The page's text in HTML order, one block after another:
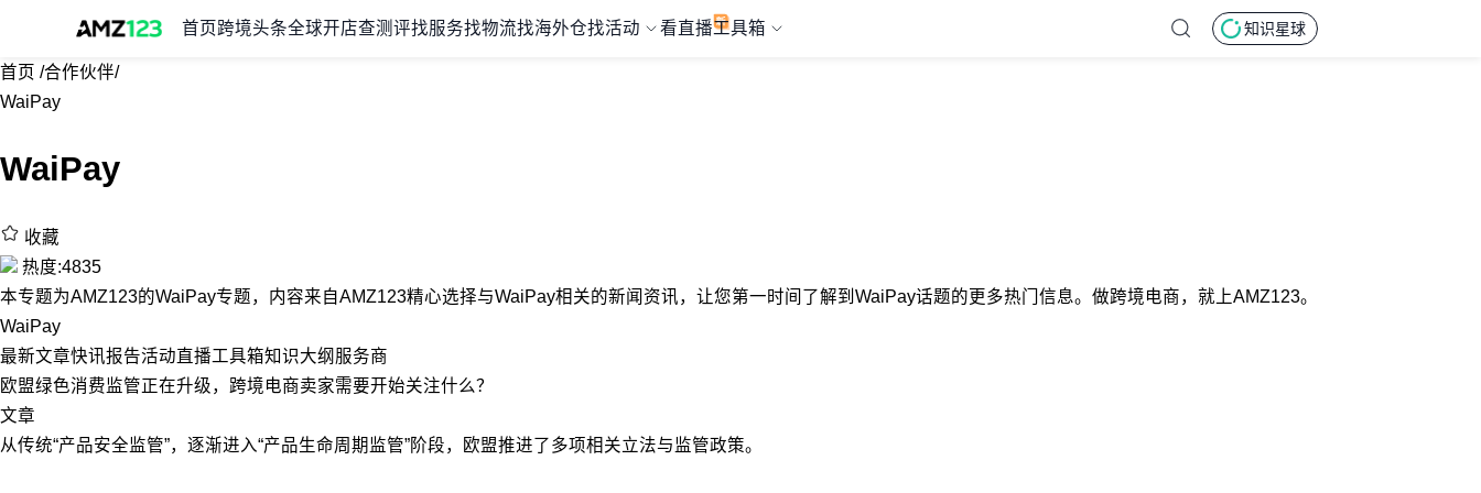
首页 跨境头条全球开店查测评找服务找物流找海外仓找活动 看直播工具箱 知识星球
首页 /合作伙伴/
WaiPay
WaiPay
收藏
热度:4835
本专题为AMZ123的WaiPay专题，内容来自AMZ123精心选择与WaiPay相关的新闻资讯，让您第一时间了解到WaiPay话题的更多热门信息。做跨境电商，就上AMZ123。
WaiPay
最新文章快讯报告活动直播工具箱知识大纲 服务商
欧盟绿色消费监管正在升级，跨境电商卖家需要开始关注什么？
文章
从传统“产品安全监管”，逐渐进入“产品生命周期监管”阶段，欧盟推进了多项相关立法与监管政策。